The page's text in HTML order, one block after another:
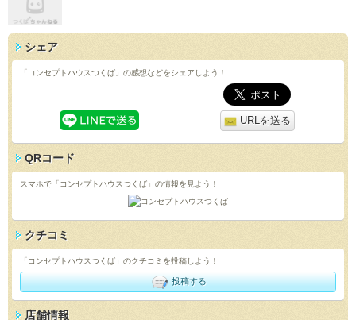
シェア
「コンセプトハウスつくば」の感想などをシェアしよう！
URLを送る
QRコード
スマホで「コンセプトハウスつくば」の情報を見よう！
クチコミ
「コンセプトハウスつくば」のクチコミを投稿しよう！
投稿する
店舗情報